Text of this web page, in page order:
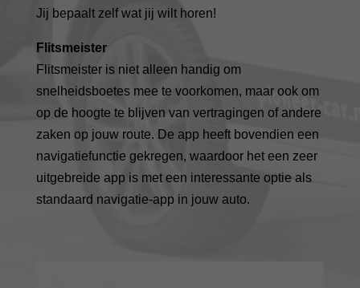
Jij bepaalt zelf wat jij wilt horen!
Flitsmeister
Flitsmeister is niet alleen handig om
snelheidsboetes mee te voorkomen, maar ook om
op de hoogte te blijven van vertragingen of andere
zaken op jouw route. De app heeft bovendien een
navigatiefunctie gekregen, waardoor het een zeer
uitgebreide app is met een interessante optie als
standaard navigatie-app in jouw auto.